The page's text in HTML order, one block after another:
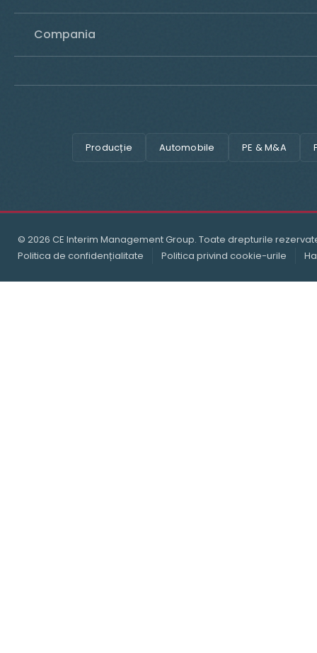
Compania
Producție Automobile PE & M&A
© 2026 CE Interim Management Group. Toate drepturile
Politica de confidențialitate
Politica privind cookie-urile